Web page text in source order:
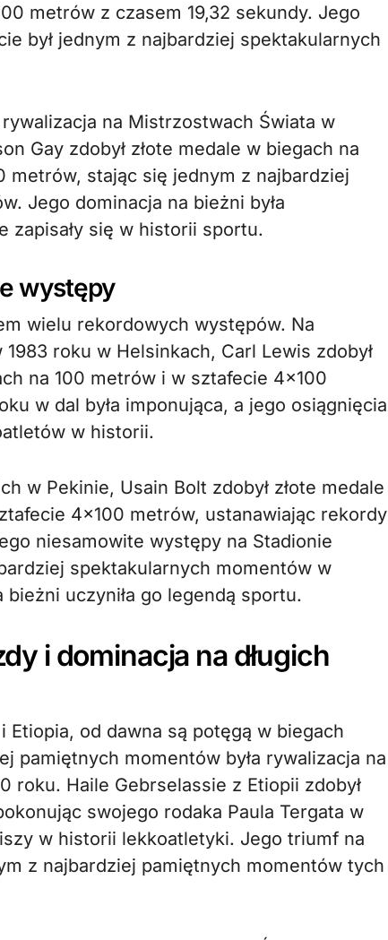
metrów z czasem 19,32 sekundy. Jego
był jednym z najbardziej spektakularnych
na Mistrzostwach Świata w
Gay zdobył złote medale w biegach na
stając się jednym z najbardziej
Jego dominacja na bieżni była
zapisały się w historii sportu.
występy
wielu rekordowych występów. Na
roku w Helsinkach, Carl Lewis zdobył
na 100 metrów i w sztafecie 4×100
w dal była imponująca, a jego osiągnięcia
w historii.
w Pekinie, Usain Bolt zdobył złote medale
4×100 metrów, ustanawiając rekordy
niesamowite występy na Stadionie
spektakularnych momentów w
uczyniła go legendą sportu.
i dominacja na długich
Etiopia, od dawna są potęgą w biegach
pamiętnych momentów była rywalizacja na
roku. Haile Gebrselassie z Etiopii zdobył
swojego rodaka Paula Tergata w
w historii lekkoatletyki. Jego triumf na
z najbardziej pamiętnych momentów tych